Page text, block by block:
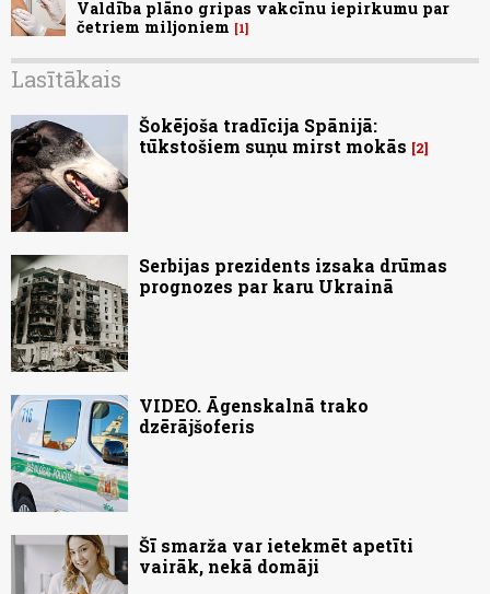
Valdība plāno gripas vakcīnu iepirkumu par
četriem miljoniem
1
Lasītākais
Šokējoša tradīcija Spānijā:
tūkstošiem suņu mirst mokās
2
Serbijas prezidents izsaka drūmas
prognozes par karu Ukrainā
VIDEO. Āgenskalnā trako
dzērājšoferis
Šī smarža var ietekmēt apetīti
vairāk, nekā domāji